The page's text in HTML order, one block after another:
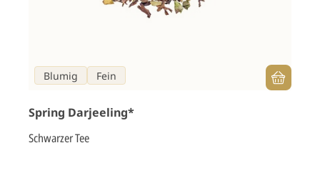
Blumig Fein
Spring Darjeeling*
Schwarzer Tee